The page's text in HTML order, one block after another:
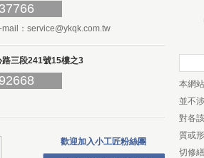
： service@ykqk.com.tw
三段241號15樓之3
歡迎加入小工匠粉絲團
本網
並不
對各
質或
切修